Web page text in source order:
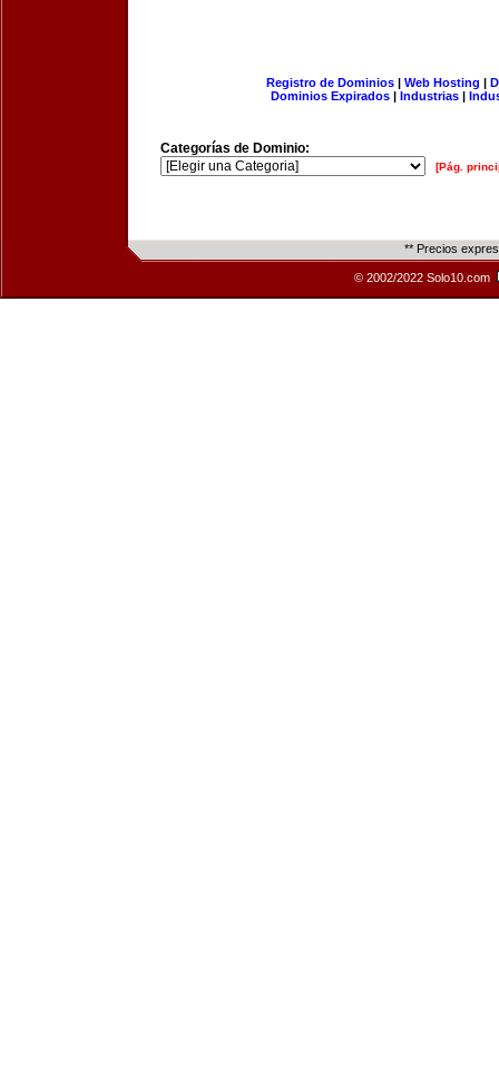
Registro de Dominios| Web Hosting |
Dominios Expirados | Industrias |
Categorías de Dominio:
[Pág.
** Precios
© 2002/2022 Solo10.com